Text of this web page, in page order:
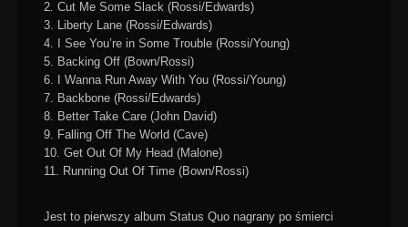
2. Cut Me Some Slack (Rossi/Edwards)
3. Liberty Lane (Rossi/Edwards)
4. I See You’re in Some Trouble (Rossi/Young)
5. Backing Off (Bown/Rossi)
6. I Wanna Run Away With You (Rossi/Young)
7. Backbone (Rossi/Edwards)
8. Better Take Care (John David)
9. Falling Off The World (Cave)
10. Get Out Of My Head (Malone)
11. Running Out Of Time (Bown/Rossi)
Jest to pierwszy album Status Quo nagrany po śmierci